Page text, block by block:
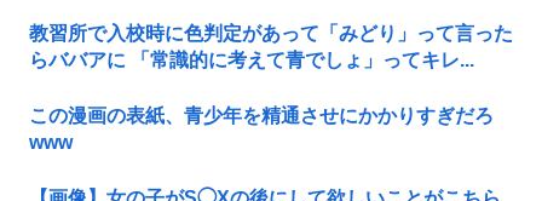
教習所で入校時に色判定があって「みどり」って言った
らババアに 「常識的に考えて青でしょ」ってキレ...
この漫画の表紙、青少年を精通させにかかりすぎだろ
www